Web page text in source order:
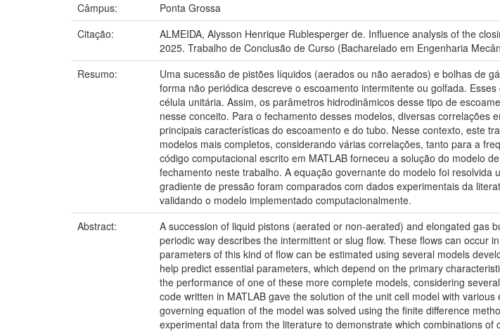
Câmpus:
Ponta Grossa
Citação:
ALMEIDA, Alysson Henrique Rublesperger de. Influence analysis of the
2025. Trabalho de Conclusão de Curso (Bacharelado em Engenharia
Resumo:
Uma sucessão de pistões líquidos (aerados ou não aerados) e bolhas de
forma não periódica descreve o escoamento intermitente ou golfada.
célula unitária. Assim, os parâmetros hidrodinâmicos desse tipo de
nesse conceito. Para o fechamento desses modelos, diversas
principais características do escoamento e do tubo. Nesse contexto, este
modelos mais completos, considerando várias correlações, tanto para a
código computacional escrito em MATLAB forneceu a solução do modelo
fechamento neste trabalho. A equação governante do modelo foi
gradiente de pressão foram comparados com dados experimentais da
validando o modelo implementado computacionalmente.
Abstract:
A succession of liquid pistons (aerated or non-aerated) and elongated gas
periodic way describes the intermittent or slug flow. These flows can occur
parameters of this kind of flow can be estimated using several models
help predict essential parameters, which depend on the primary
the performance of one of these more complete models, considering
code written in MATLAB gave the solution of the unit cell model with
governing equation of the model was solved using the finite difference
experimental data from the literature to demonstrate which combinations